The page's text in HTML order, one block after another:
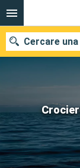
Cercare
Le nostre
Mesi di
Porti